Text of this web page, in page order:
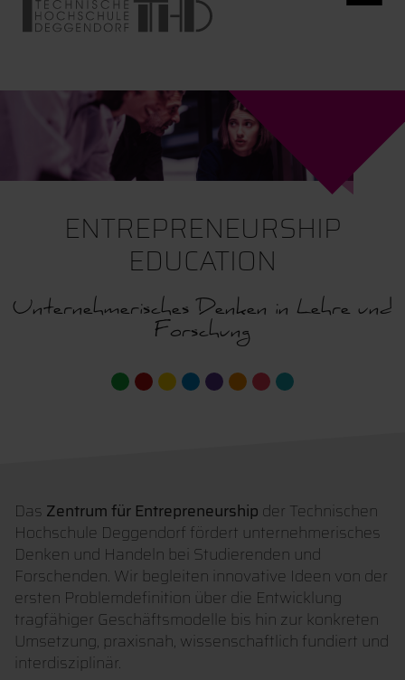
ENTREPRENEURSHIP
EDUCATION
Unternehmerisches Denken in Lehre und
Forschung
Das Zentrum für Entrepreneurship der Technischen
Hochschule Deggendorf fördert unternehmerisches
Denken und Handeln bei Studierenden und
Forschenden. Wir begleiten innovative Ideen von der
ersten Problemdefinition über die Entwicklung
tragfähiger Geschäftsmodelle bis hin zur konkreten
Umsetzung, praxisnah, wissenschaftlich fundiert und
interdisziplinär.